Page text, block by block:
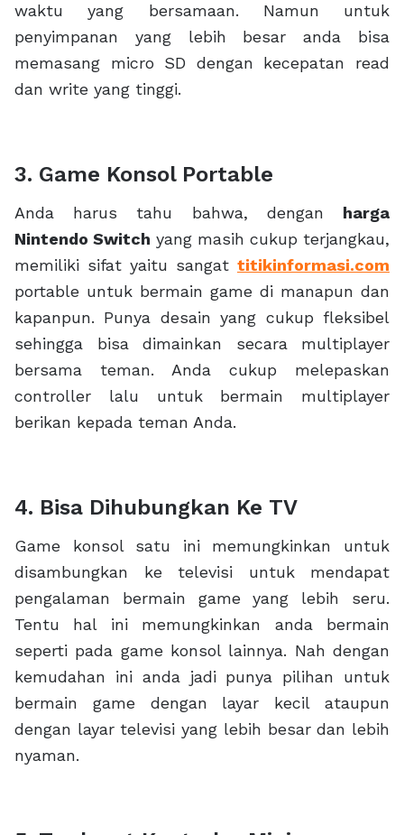
waktu yang bersamaan. Namun untuk
penyimpanan yang lebih besar anda bisa
memasang micro SD dengan kecepatan read
dan write yang tinggi.
3. Game Konsol Portable
Anda harus tahu bahwa, dengan harga
Nintendo Switch yang masih cukup terjangkau,
memiliki sifat yaitu sangat titikinformasi.com
portable untuk bermain game di manapun dan
kapanpun. Punya desain yang cukup fleksibel
sehingga bisa dimainkan secara multiplayer
bersama teman. Anda cukup melepaskan
controller lalu untuk bermain multiplayer
berikan kepada teman Anda.
4. Bisa Dihubungkan Ke TV
Game konsol satu ini memungkinkan untuk
disambungkan ke televisi untuk mendapat
pengalaman bermain game yang lebih seru.
Tentu hal ini memungkinkan anda bermain
seperti pada game konsol lainnya. Nah dengan
kemudahan ini anda jadi punya pilihan untuk
bermain game dengan layar kecil ataupun
dengan layar televisi yang lebih besar dan lebih
nyaman.